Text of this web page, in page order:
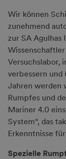
Wir können
zunehmend
zur SA Agulhas
Versuchslabor,
verbessern und
Jahren werden
Rumpfes und
Mariner 4.0
System“, das
Erkenntnisse
Spezielle